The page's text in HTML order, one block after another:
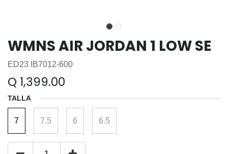
WMNS AIR JORDAN 1 LOW SE
ED23 IB7012-600
Q 1,399.00
TALLA
7 7.5 6 6.5